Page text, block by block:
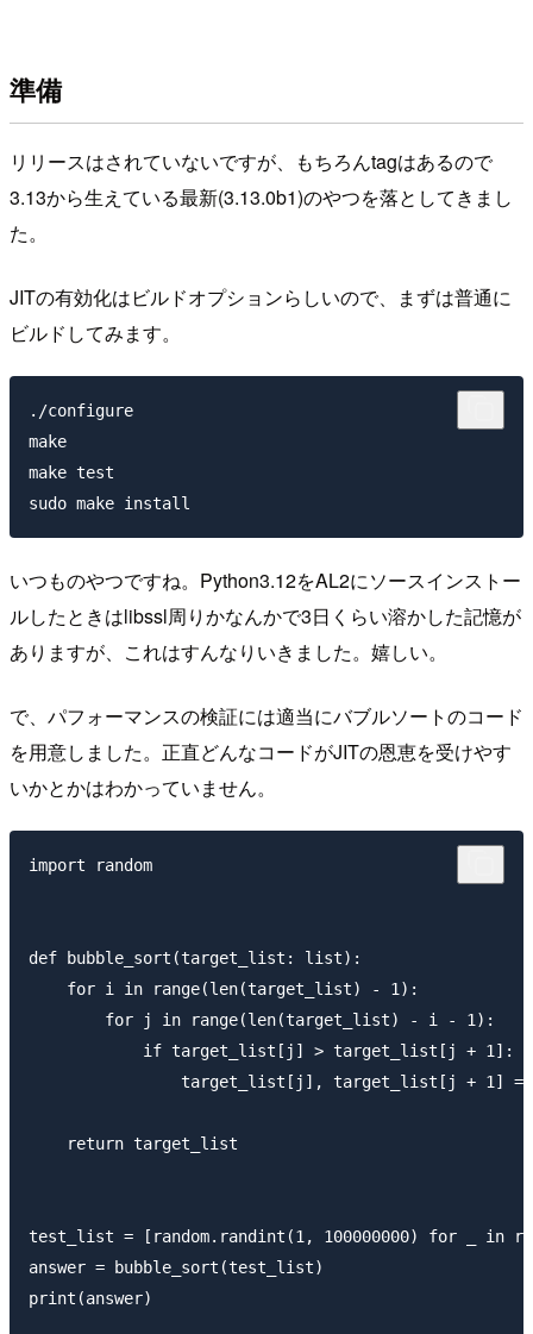
準備
リリースはされていないですが、もちろんtagはあるので
3.13から生えている最新(3.13.0b1)のやつを落としてきまし
た。
JITの有効化はビルドオプションらしいので、まずは普通に
ビルドしてみます。
./configure
make
make test
いつものやつですね。Python3.12をAL2にソースインストー
ルしたときはlibssl周りかなんかで3日くらい溶かした記憶が
ありますが、これはすんなりいきました。嬉しい。
で、パフォーマンスの検証には適当にバブルソートのコード
を用意しました。正直どんなコードがJITの恩恵を受けやす
いかとかはわかっていません。
import random
def bubble_sort(target_list: list):
    for i in range(len(target_list) - 1):
        for j in range(len(target_list) - i - 1):
            if target_list[j] > target_list[j + 1]:
target_list[j], target_list[j + 1]
    return target_list
test_list = [random.randint(1, 100000000) for _ in
answer = bubble_sort(test_list)
print(answer)